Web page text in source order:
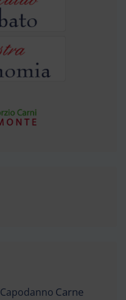
Capodanno Carne